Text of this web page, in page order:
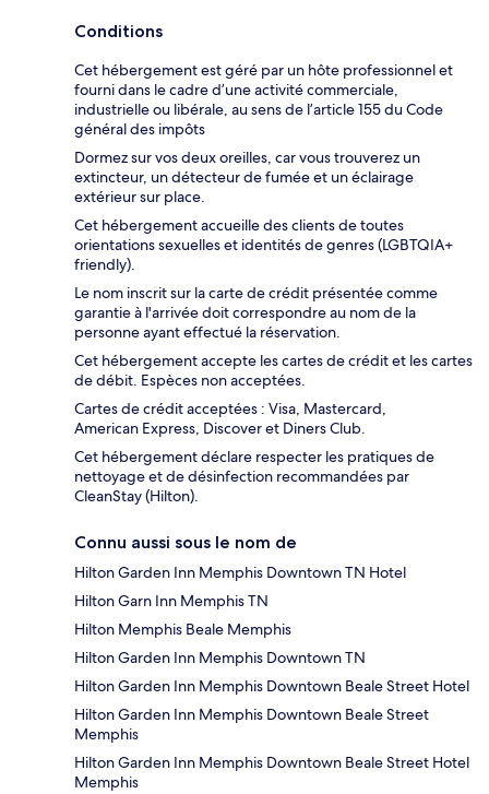
Conditions
Cet hébergement est géré par un hôte professionnel et
fourni dans le cadre d’une activité commerciale,
industrielle ou libérale, au sens de l’article 155 du Code
général des impôts
Dormez sur vos deux oreilles, car vous trouverez un
extincteur, un détecteur de fumée et un éclairage
extérieur sur place.
Cet hébergement accueille des clients de toutes
orientations sexuelles et identités de genres (LGBTQIA+
friendly).
Le nom inscrit sur la carte de crédit présentée comme
garantie à l'arrivée doit correspondre au nom de la
personne ayant effectué la réservation.
Cet hébergement accepte les cartes de crédit et les cartes
de débit. Espèces non acceptées.
Cartes de crédit acceptées : Visa, Mastercard,
American Express, Discover et Diners Club.
Cet hébergement déclare respecter les pratiques de
nettoyage et de désinfection recommandées par
CleanStay (Hilton).
Connu aussi sous le nom de
Hilton Garden Inn Memphis Downtown TN Hotel
Hilton Garn Inn Memphis TN
Hilton Memphis Beale Memphis
Hilton Garden Inn Memphis Downtown TN
Hilton Garden Inn Memphis Downtown Beale Street Hotel
Hilton Garden Inn Memphis Downtown Beale Street
Memphis
Hilton Garden Inn Memphis Downtown Beale Street Hotel
Memphis